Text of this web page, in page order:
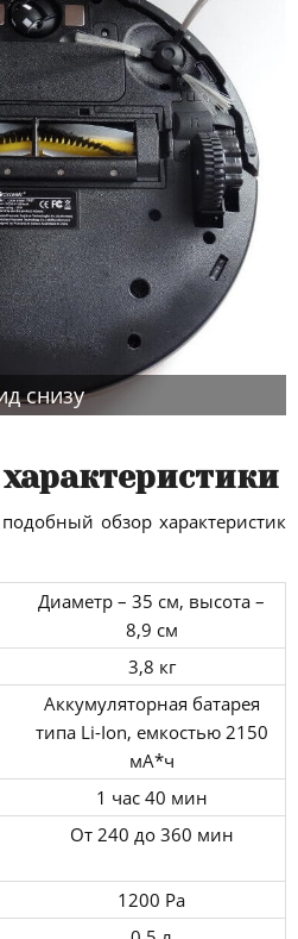
снизу
обзор характеристик
Диаметр – 35 см, высота –
8,9 см
3,8 кг
Аккумуляторная батарея
типа Li-Ion, емкостью 2150
мА*ч
1 час 40 мин
От 240 до 360 мин
1200 Pa